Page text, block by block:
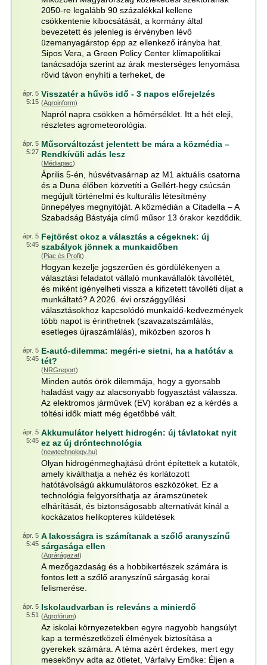
2050-re legalább 90 százalékkal kellene
csökkentenie kibocsátását, a kormány által
bevezetett és jelenleg is érvényben lévő
üzemanyagárstop épp az ellenkező irányba hat.
Sipos Vera, a Green Policy Center klímapolitikai
tanácsadója szerint az árak mesterséges lenyomása
rövid távon enyhíti a terheket, de
ápr. 5
5:15
Visszatér a hűvös idő - 3 napos előrejelzés
(Agroinform)
Napról napra csökken a hőmérséklet. Itt a hét eleji,
részletes agrometeorológia.
ápr. 5
5:27
Műsorváltozást jelentett be mára a közmédia –
Rendkívüli adás lesz
(Médiapiac)
Április 5-én, húsvétvasárnap az M1 aktuális csatorna
és a Duna élőben közvetíti a Gellért-hegy csúcsán
megújult történelmi és kulturális létesítmény
ünnepélyes megnyitóját. A közmédián a Citadella – A
Szabadság Bástyája című műsor 13 órakor kezdődik.
ápr. 5
5:45
Fejtörést okoz a választás a cégeknek: új
szabályok jönnek a munkaidőben
(Piac és Profit)
Hogyan kezelje jogszerűen és gördülékenyen a
választási feladatot vállaló munkavállalók távollétét,
és miként igényelheti vissza a kifizetett távolléti díjat a
munkáltató? A 2026. évi országgyűlési
választásokhoz kapcsolódó munkaidő-kedvezmények
több napot is érinthetnek (szavazatszámlálás,
esetleges újraszámlálás), miközben szoros h
ápr. 5
5:45
E-autó-dilemma: megéri-e sietni, ha a hatótáv a
tét?
(NRGreport)
Minden autós örök dilemmája, hogy a gyorsabb
haladást vagy az alacsonyabb fogyasztást válassza.
Az elektromos járművek (EV) korában ez a kérdés a
töltési idők miatt még égetőbbé vált.
ápr. 5
5:45
Akkumulátor helyett hidrogén: új távlatokat nyit
ez az új dróntechnológia
(newtechnology.hu)
Olyan hidrogénmeghajtású drónt építettek a kutatók,
amely kiválthatja a nehéz és korlátozott
hatótávolságú akkumulátoros eszközöket. Ez a
technológia felgyorsíthatja az áramszünetek
elhárítását, és biztonságosabb alternatívát kínál a
kockázatos helikopteres küldetések
ápr. 5
5:45
A lakosságra is számítanak a szőlő aranyszínű
sárgasága ellen
(Agrárágazat)
A mezőgazdaság és a hobbikertészek számára is
fontos lett a szőlő aranyszínű sárgaság korai
felismerése.
ápr. 5
5:51
Iskolaudvarban is releváns a minierdő
(Agrofórum)
Az iskolai környezetekben egyre nagyobb hangsúlyt
kap a természetközeli élmények biztosítása a
gyerekek számára. A téma azért érdekes, mert egy
mesekönyv adta az ötletet, Várfalvy Emőke: Éljen a